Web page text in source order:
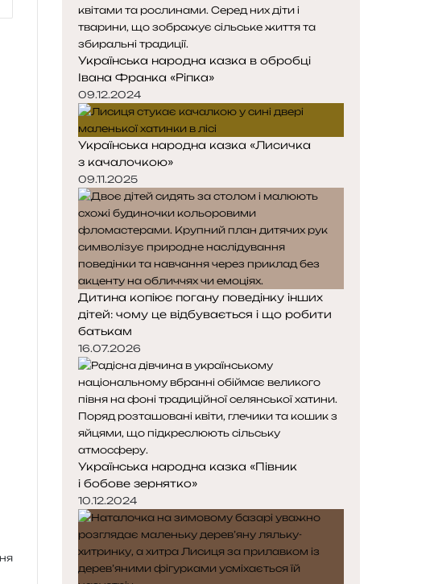
Українська народна казка в обробці
Івана Франка «Ріпка»
09.12.2024
Українська народна казка «Лисичка
з качалочкою»
09.11.2025
Дитина копіює погану поведінку інших
дітей: чому це відбувається і що робити
батькам
16.07.2026
Українська народна казка «Півник
і бобове зернятко»
10.12.2024